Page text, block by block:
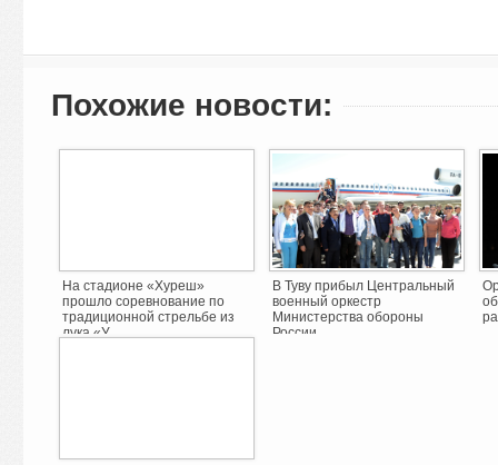
Похожие новости:
На стадионе «Хуреш»
прошло соревнование по
традиционной стрельбе из
лука «У ...
В Туву прибыл Центральный
военный оркестр
Министерства обороны
России